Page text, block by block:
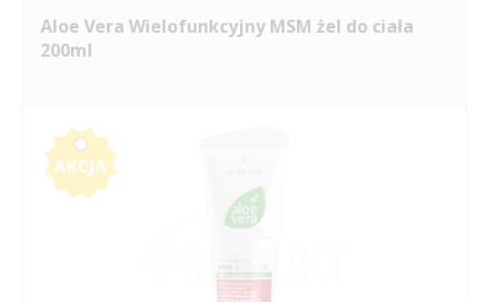
Aloe Vera Wielofunkcyjny MSM żel do ciała
200ml